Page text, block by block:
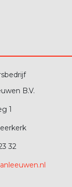
B.V.
1
32